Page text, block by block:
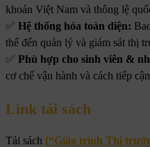
khoán Việt Nam và thông lệ
✅ Hệ thống hóa toàn diện:
thể đến quản lý và giám sát thị
✅ Phù hợp cho sinh viên &
cơ chế vận hành và cách tiếp
Link tải sách
Tải sách [“Giáo trình Thị